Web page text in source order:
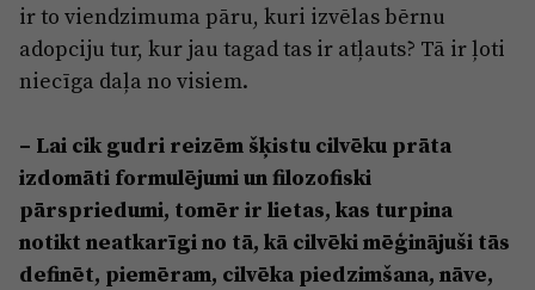
ir to viendzimuma pāru, kuri izvēlas bērnu
adopciju tur, kur jau tagad tas ir atļauts? Tā ir ļoti
niecīga daļa no visiem.
– Lai cik gudri reizēm šķistu cilvēku prāta
izdomāti formulējumi un filozofiski
pārspriedumi, tomēr ir lietas, kas turpina
notikt neatkarīgi no tā, kā cilvēki mēģinājuši tās
definēt, piemēram, cilvēka piedzimšana, nāve,